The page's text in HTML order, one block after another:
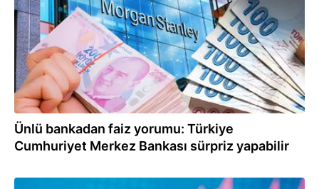
Ünlü bankadan faiz yorumu: Türkiye
Cumhuriyet Merkez Bankası sürpriz yapabilir